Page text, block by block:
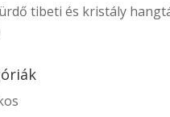
tibeti és kristály